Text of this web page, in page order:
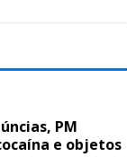
PM
e objetos